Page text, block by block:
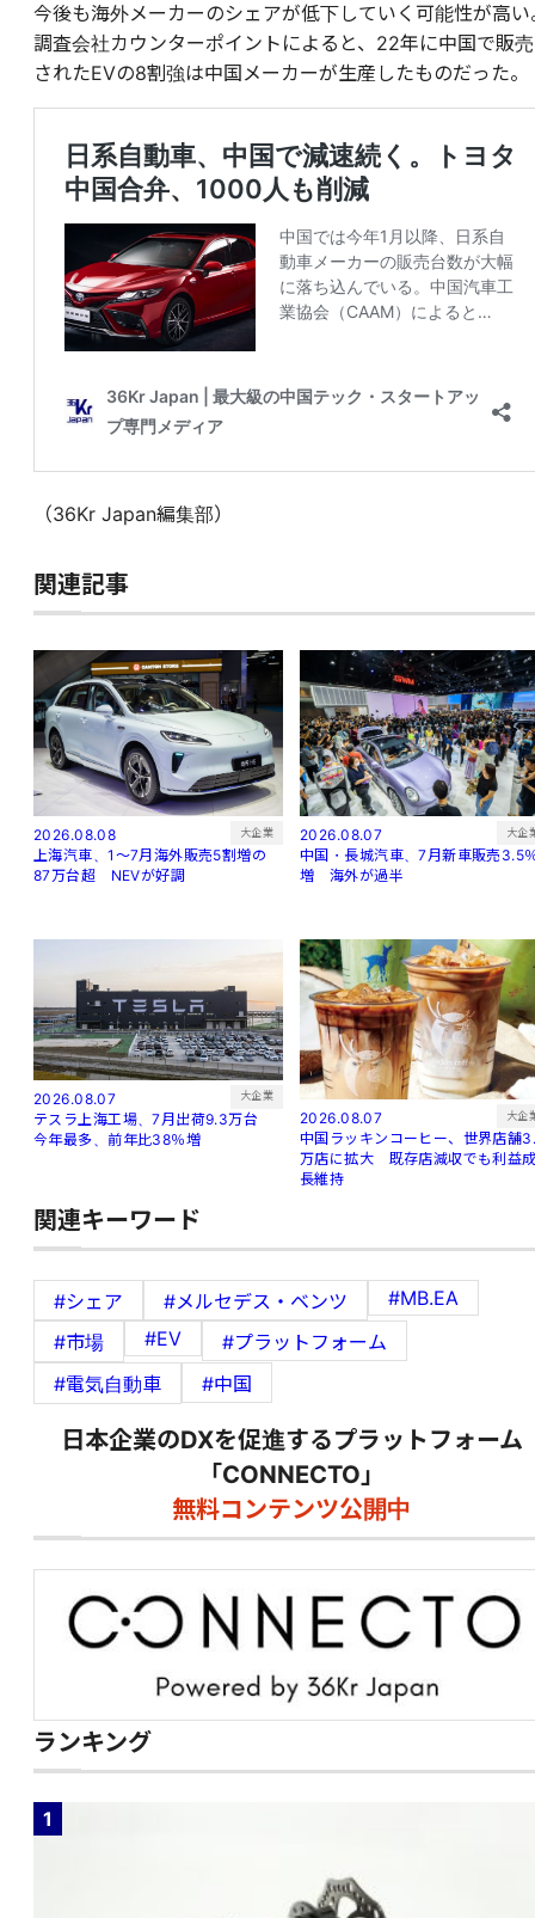
今後も海外メーカーのシェアが低下していく可能性が高い
調査会社カウンターポイント によると、22年に中国で販売
されたEVの8割強は中国メーカーが生産したものだった。
（36Kr Japan編集部）
関連記事
2026.08.08 大企業
上海汽車、1～7月海外販売5割増の
87万台超 NEVが好調
2026.08.07 大企
中国・長城汽車、7月新車販売3.5
増 海外が過半
2026.08.07 大企業
テスラ上海工場、7月出荷9.3万台
今年最多、前年比38％増
2026.08.07 大企
中国ラッキンコーヒー、世界店舗
万店に拡大 既存店減収でも利益
長維持
関連キーワード
#シェア #メルセデス・ベンツ
#MB.EA
#市場
#EV
#プラットフォーム
#電気自動車
#中国
日本企業のDXを促進するプラットフォーム
「CONNECTO」
無料コンテンツ公開中
ランキング
1